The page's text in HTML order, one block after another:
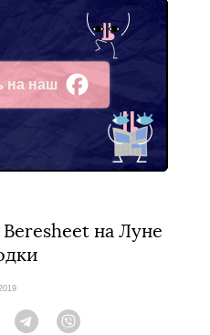
на наш
на Луне
Twitter Telegram